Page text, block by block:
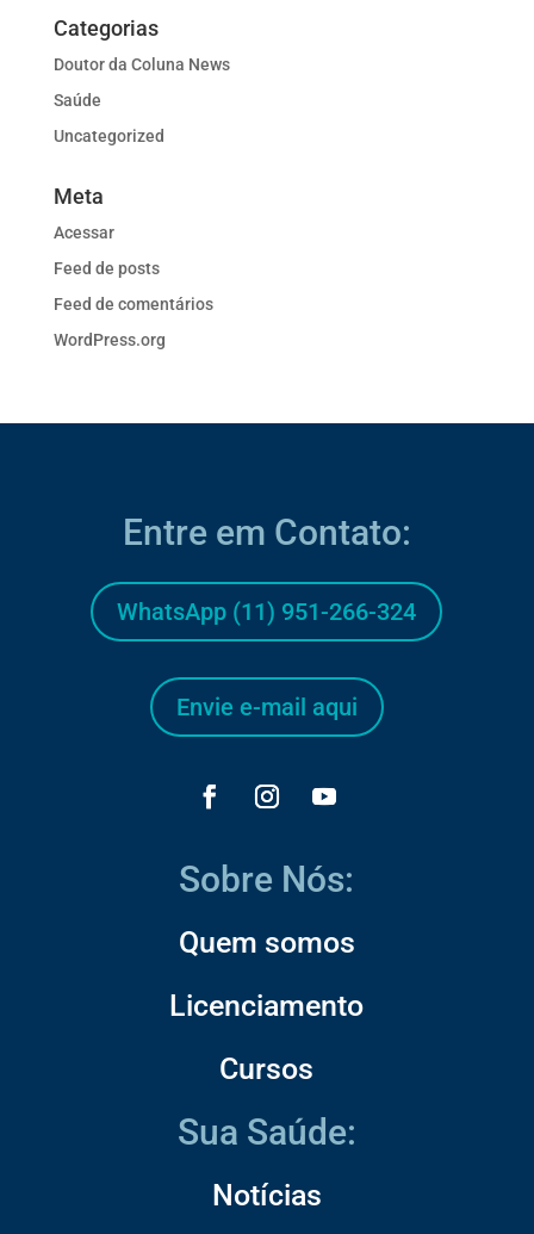
Categorias
Doutor da Coluna News
Saúde
Uncategorized
Meta
Acessar
Feed de posts
Feed de comentários
WordPress.org
Entre em Contato:
WhatsApp (11) 951-266-324
Envie e-mail aqui
Sobre Nós:
Quem somos
Licenciamento
Cursos
Sua Saúde:
Notícias